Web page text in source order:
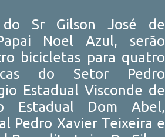
do Sr Gilson José de
Noel Azul, serão
bicicletas para quatro
do Setor Pedro
Estadual Visconde de
Estadual Dom Abel,
Pedro Xavier Teixeira e